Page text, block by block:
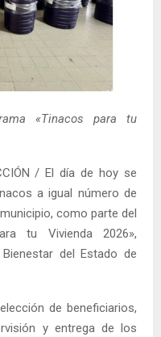
«Tinacos para tu
/ El día de hoy se
a igual número de
como parte del
tu Vivienda 2026»,
del Estado de
de beneficiarios,
y entrega de los